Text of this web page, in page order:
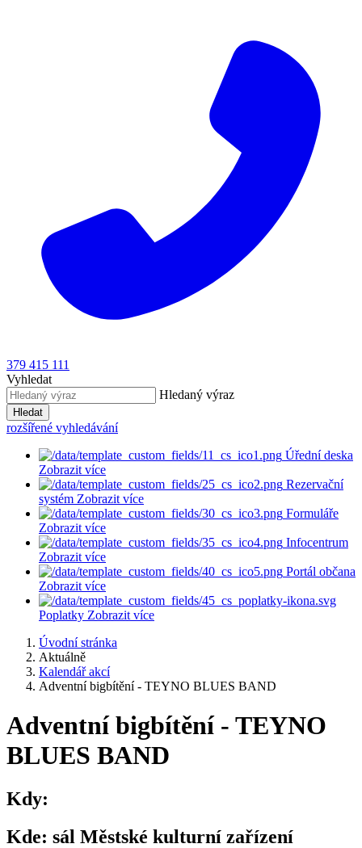
379 415 111
Vyhledat
Hledaný výraz
Hledat
rozšířené vyhledávání
Úřední deska
Zobrazit více
Rezervační
systém Zobrazit více
Formuláře
Zobrazit více
Infocentrum
Zobrazit více
Portál občana
Zobrazit více
Poplatky Zobrazit více
Úvodní stránka
Aktuálně
Kalendář akcí
Adventní bigbítění - TEYNO BLUES BAND
Adventní bigbítění - TEYNO
BLUES BAND
Kdy:
Kde: sál Městské kulturní zařízení